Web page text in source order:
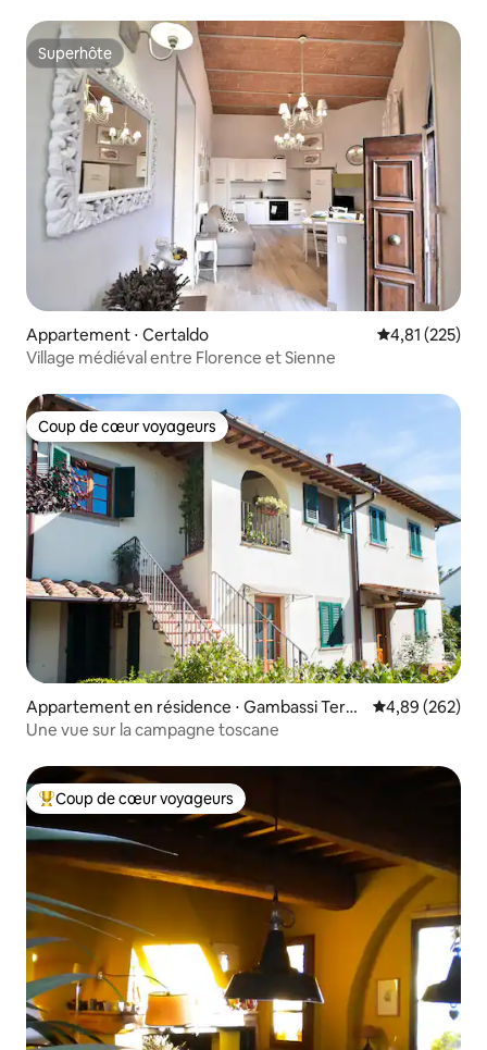
Superhôte
Superhôte
Appartement ⋅ Certaldo Évaluation
4,81 (225)
Village médiéval entre Florence et Sienne
Coup de cœur voyageurs
Coup de cœur voyageurs
Appartement en résidence ⋅ Gambassi Term
e
Évaluation
4,89 (262)
Une vue sur la campagne toscane
Coups de cœur voyageurs les plus appréciés
Coup de cœur voyageurs